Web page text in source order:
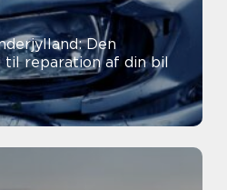
Den
til reparation af din bil